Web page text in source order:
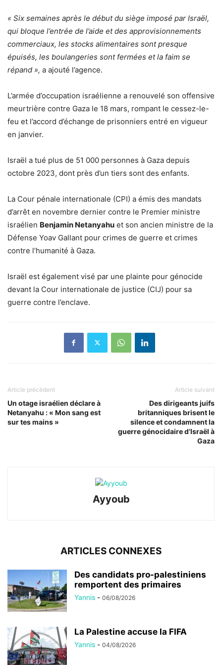
« Six semaines après le début du siège imposé par Israël,
qui bloque l’entrée de l’aide et des approvisionnements
commerciaux, les stocks alimentaires sont presque
épuisés, les boulangeries sont fermées et la faim se
répand », a ajouté l’agence.
L’armée d’occupation israélienne a renouvelé son offensive
meurtrière contre Gaza le 18 mars, rompant le cessez-le-
feu et l’accord d’échange de prisonniers entré en vigueur
en janvier.
Israël a tué plus de 51 000 personnes à Gaza depuis
octobre 2023, dont près d’un tiers sont des enfants.
La Cour pénale internationale (CPI) a émis des mandats
d’arrêt en novembre dernier contre le Premier ministre
israélien Benjamin Netanyahu et son ancien ministre de la
Défense Yoav Gallant pour crimes de guerre et crimes
contre l’humanité à Gaza.
Israël est également visé par une plainte pour génocide
devant la Cour internationale de justice (CIJ) pour sa
guerre contre l’enclave.
Article précédent
Un otage israélien déclare à
Netanyahu : « Mon sang est
sur tes mains »
Article suivant
Des dirigeants juifs
britanniques brisent le
silence et condamnent la
guerre génocidaire d’Israël à
Gaza
Ayyoub
ARTICLES CONNEXES
Des candidats pro-palestiniens
remportent des primaires
Yannis - 06/08/2026
La Palestine accuse la FIFA
Yannis - 04/08/2026